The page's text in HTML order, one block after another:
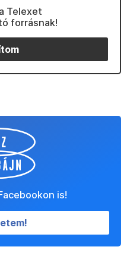
Telexet
forrásnak!
is!